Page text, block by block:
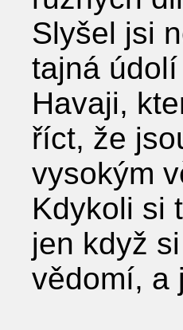
Slyšel jsi
tajná
Havaji,
říct, že
vysokým
Kdykoli si
jen když
vědomí, a